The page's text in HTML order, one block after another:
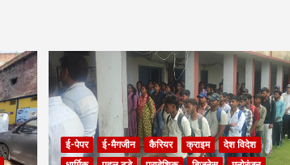
ई-पेपर ई-मैगजीन कैरियर क्राइम
देश विदेश